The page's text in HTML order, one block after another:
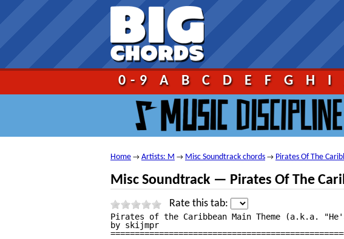
0-9 A B C D E F G H I
Home → Artists: M → Misc Soundtrack chords → Pirates Of The
Misc Soundtrack — Pirates Of The
Rate this tab:
Pirates of the Caribbean Main Theme (a.k.a.
by skijmpr